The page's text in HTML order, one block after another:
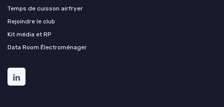
Temps de cuisson airfryer
Rejoindre le club
Kit média et RP
Data Room Électroménager